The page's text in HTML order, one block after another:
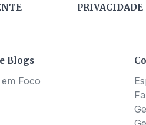
PRIVACIDADE
Blogs
Foco